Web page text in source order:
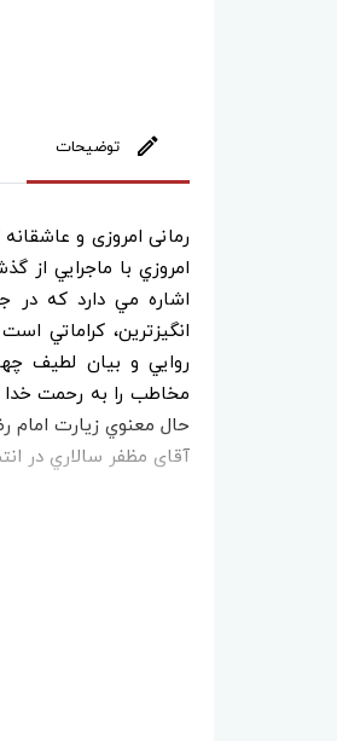
توضیحات
رمانی امروزی و
امروزي با ماجرايي
اشاره مي دارد كه در
انگيزترين،
روايي و بيان لطيف
مخاطب را به رحمت خدا
حال معنوي زيارت امام
آقای مظفر سالاري در